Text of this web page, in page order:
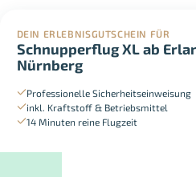
DEIN ERLEBNISGUTSCHEIN FÜR
Schnupperflug XL ab
Nürnberg
Professionelle Sicherheitseinweisung
inkl. Kraftstoff & Betriebsmittel
14 Minuten reine Flugzeit